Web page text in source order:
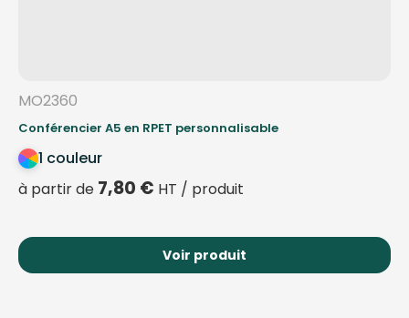
MO2360
Conférencier A5 en RPET personnalisable
1 couleur
à partir de 7,80 € HT / produit
Voir produit